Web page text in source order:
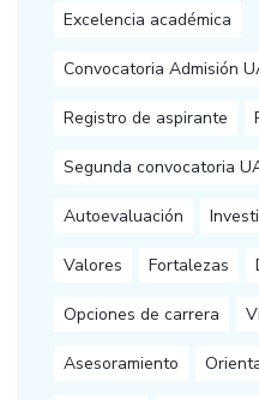
Excelencia académica
Convocatoria Admisión
Registro de aspirante
Segunda convocatoria
Autoevaluación
Valores Fortalezas
Opciones de carrera
Asesoramiento